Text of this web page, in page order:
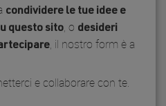
condividere le tue idee e
questo sito, o desideri
, il nostro form è a
e collaborare con te.